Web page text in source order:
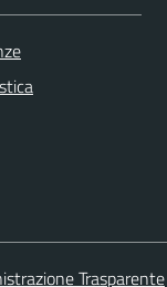
Trasparente